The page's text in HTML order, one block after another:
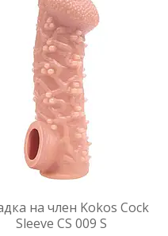
на член Kokos Cock
Sleeve CS 009 S